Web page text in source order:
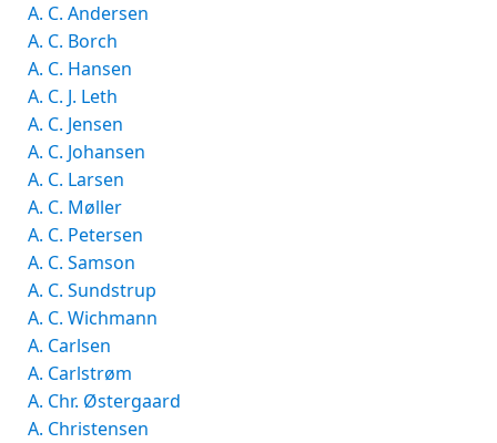
A. C. Andersen
A. C. Borch
A. C. Hansen
A. C. J. Leth
A. C. Jensen
A. C. Johansen
A. C. Larsen
A. C. Møller
A. C. Petersen
A. C. Samson
A. C. Sundstrup
A. C. Wichmann
A. Carlsen
A. Carlstrøm
A. Chr. Østergaard
A. Christensen